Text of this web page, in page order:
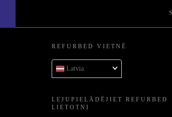
REFURBED VIETNĒ
Latvia
LEJUPIELĀDĒJIET REFURBED
LIETOTNI